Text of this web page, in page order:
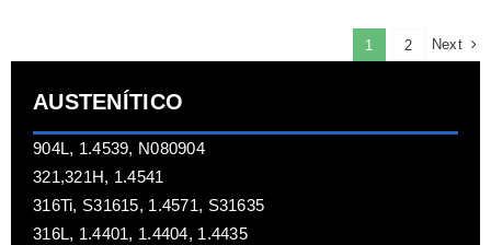
1 2 Next
AUSTENÍTICO
904L, 1.4539, N080904
321,321H, 1.4541
316Ti, S31615, 1.4571, S31635
316L, 1.4401, 1.4404, 1.4435